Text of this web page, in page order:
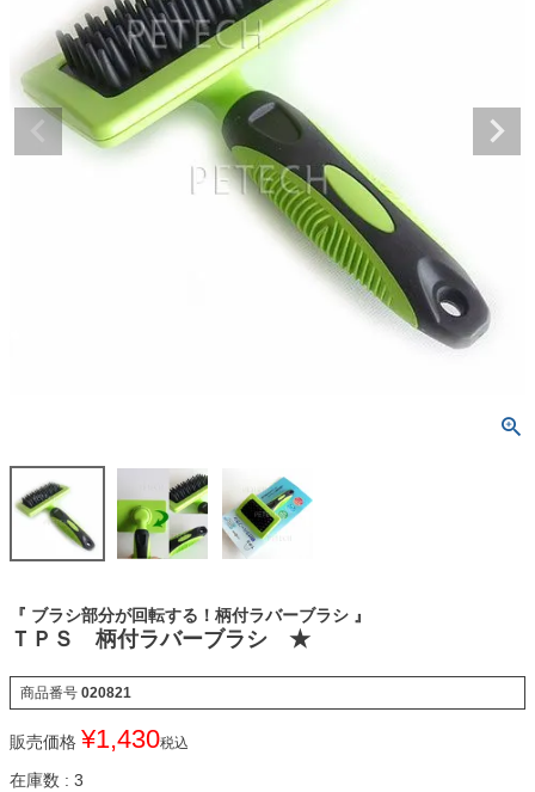
『 ブラシ部分が回転する！柄付ラバーブラシ 』
ＴＰＳ 柄付ラバーブラシ ★
商品番号 020821
販売価格 ¥1,430税込
在庫数 3